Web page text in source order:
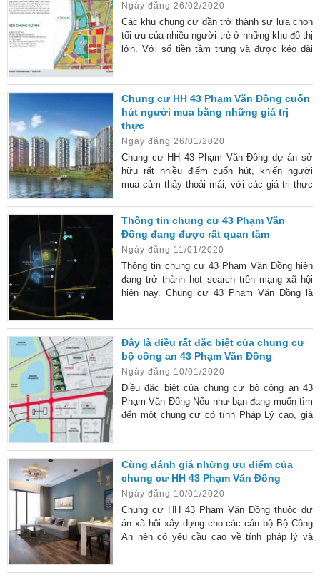
cúng trong mỗi gia đình. Tìm hiểu qua về dự
án 43 Phạm
Ngày đăng 26/02/2020
Các khu chung cư dần trở thành sự lựa chọn
tối ưu của nhiều người trẻ ở những khu đô thị
lớn. Với số tiền tầm trung và được kéo dài
tiện nghi. Nếu bạn đang loay hoay tìm một
căn hộ chung cư ưng ý giữa lòng thủ đô cổ
kính, HH 43 Phạm Văn Đồng chính là toà
Chung cư HH 43 Phạm Văn Đồng cuốn
hút người mua bằng những giá trị
thực
Ngày đăng 26/01/2020
Chung cư HH 43 Phạm Văn Đồng dự án sở
hữu rất nhiều điểm cuốn hút, khiến người
mua cảm thấy thoải mái, với các giá trị thực
đủ tiện nghi và chất lượng nhất. Đây cũng
chính là lý do dự án chung cư HH 43 Phạm
Văn Đồng bắt đầu mở bán thì đã nhận được
rất nhiều thông tin đăng ký đến từ phía khách
hàng. Bởi dự án hội
Thông tin chung cư 43 Phạm Văn
Đồng đang được rất quan tâm
Ngày đăng 11/01/2020
Thông tin chung cư 43 Phạm Văn Đồng hiện
đang trở thành hot search trên mạng xã hội
hiện nay. Chung cư 43 Phạm Văn Đồng là
chung cư 43 Phạm Văn Đồng dành nhiều ưu
đãi ưu tiên cho các cán bộ công an khi mua
nhà tại khu chung cư này. Địa thế và quy mô
dự án Chung cư số
Đây là điều rất đặc biệt của chung cư
bộ công an 43 Phạm Văn Đồng
Ngày đăng 10/01/2020
Điều đặc biệt của chung cư bộ công an 43
Phạm Văn Đồng Nếu như bạn đang muốn tìm
đến một chung cư có tính Pháp Lý cao, giá
Hà Nội được đánh giá là cao cấp và hiện đại.
Tuy nhiên, chung cư giá thành rẻ, hưởng
nhiều ưu đãi từ phía ngân hàng thì rất hiếm.
Trong
Cùng đánh giá những ưu điểm của
chung cư HH 43 Phạm Văn Đồng
Ngày đăng 10/01/2020
Chung cư HH 43 Phạm Văn Đồng thuộc dự
án xã hội xây dựng cho các cán bộ Bộ Công
An nên có yêu cầu cao về tính pháp lý và